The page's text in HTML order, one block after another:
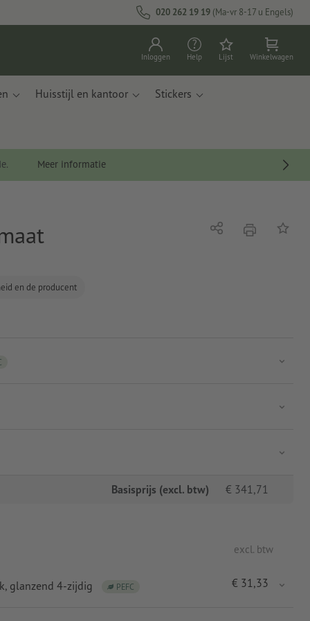
020 262 19 19 (Ma-vr 8-17 u Engels)
Inloggen Help Lijst Winkelwagen
Huisstijl en kantoor Stickers
Meer informatie
en de producent
Delen afdrukkenOp de
Basisprijs (excl. btw) € 341,71
excl. btw
, glanzend 4-zijdig PEFC € 31,33